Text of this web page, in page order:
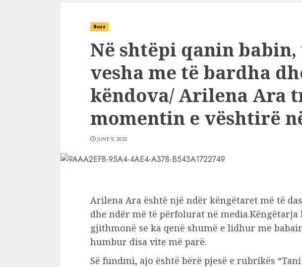
Buzz
Në shtëpi qanin babin,
vesha me të bardha
këndova/ Arilena Ara
momentin e vështirë
JUNE 9, 2022
Arilena Ara është një ndër këngëtaret më të
dhe ndër më të përfolurat në media.Këngëtarja
gjithmonë se ka qenë shumë e lidhur me
humbur disa vite më parë.
Së fundmi, ajo është bërë pjesë e rubrikës